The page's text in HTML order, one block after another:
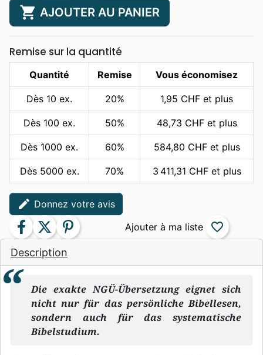
Description
Die exakte NGÜ-Übersetzung eignet sich
nicht nur für das persönliche Bibellesen,
sondern auch für das systematische
Bibelstudium.
shopping_cart AJOUTER AU PANIER
Remise sur la quantité
Quantité Remise Vous économisez
Dès 10 ex. 20% 1,95 CHF et plus
Dès 100 ex. 50% 48,73 CHF et plus
Dès 1000 ex. 60% 584,80 CHF et plus
Dès 5000 ex. 70% 3 411,31 CHF et plus
edit Donnez votre avis
facebook twitter pinterest favorite_border